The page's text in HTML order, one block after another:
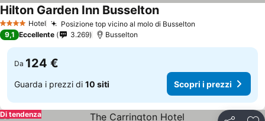
4 Stelle Hotel Posizione top vicino al molo di Busselton
Hilton Garden Inn Busselton
9,1 Eccellente 3.269 Busselton
Da 124 €
Guarda i prezzi di 10 siti Scopri i prezzi
Di tendenza